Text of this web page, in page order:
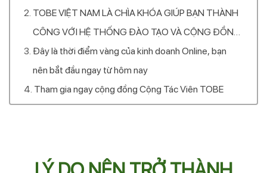
BỀN VỮNG
TOBE VIỆT NAM LÀ CHÌA KHÓA GIÚP BẠN THÀNH
CÔNG VỚI HỆ THỐNG ĐÀO TẠO VÀ CỘNG ĐỒNG
HỖ TRỢ TOÀN DIỆN
Đây là thời điểm vàng của kinh doanh Online, bạn
nên bắt đầu ngay từ hôm nay
Tham gia ngay cộng đồng Cộng Tác Viên TOBE